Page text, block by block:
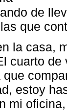
de
que
la casa,
cuarto
estoy
mi